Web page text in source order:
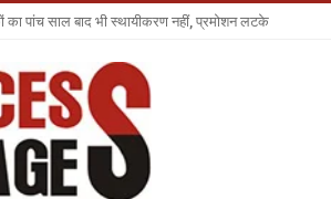
का पांच साल बाद भी स्थायीकरण नहीं, प्रमोशन लटके